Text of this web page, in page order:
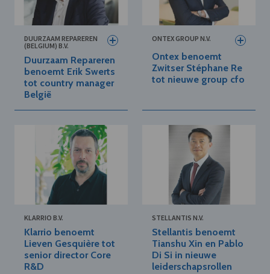
DUURZAAM REPAREREN
(BELGIUM) B.V.
Duurzaam Repareren
benoemt Erik Swerts
tot country manager
België
ONTEX GROUP N.V.
Ontex benoemt
Zwitser Stéphane Re
tot nieuwe group cfo
KLARRIO B.V.
Klarrio benoemt
Lieven Gesquière tot
senior director Core
R&D
STELLANTIS N.V.
Stellantis benoemt
Tianshu Xin en Pablo
Di Si in nieuwe
leiderschapsrollen